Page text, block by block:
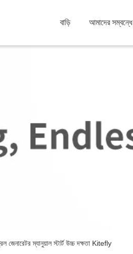
বাড়ি আমাদের সম্বন্ধে
জেনারেটর ম্যানুয়াল স্টার্ট উচ্চ দক্ষতা Kitefly